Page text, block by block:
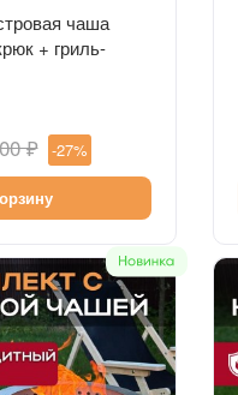
чаша
+ гриль-
₽ -27%